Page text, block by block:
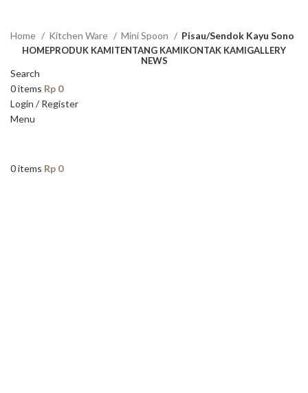
HOMEPRODUK KAMITENTANG KAMIKONTAK KAMIGALLERY
NEWS
Search
0items Rp 0
Login / Register
Menu
0items Rp 0
Home Kitchen Ware Mini Spoon Pisau/Sendok Kayu Sono